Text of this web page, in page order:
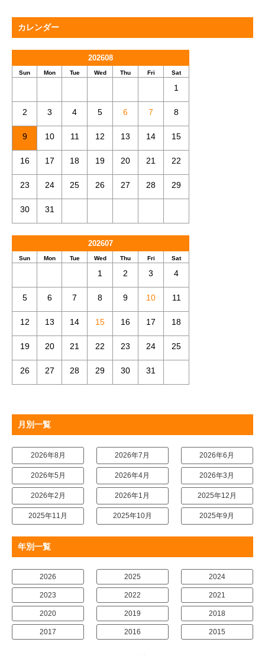
カレンダー
202608
Sun Mon Tue Wed Thu Fri Sat
1
2 3 4 5 6 7 8
9 10 11 12 13 14 15
16 17 18 19 20 21 22
23 24 25 26 27 28 29
30 31
202607
Sun Mon Tue Wed Thu Fri Sat
1 2 3 4
5 6 7 8 9 10 11
12 13 14 15 16 17 18
19 20 21 22 23 24 25
26 27 28 29 30 31
月別一覧
2026年8月 2026年7月 2026年6月
2026年5月 2026年4月 2026年3月
2026年2月 2026年1月 2025年12月
2025年11月 2025年10月 2025年9月
年別一覧
2026 2025 2024
2023 2022 2021
2020 2019 2018
2017 2016 2015